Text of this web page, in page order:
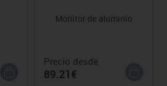
Monitor de aluminio
Precio desde
89.21€